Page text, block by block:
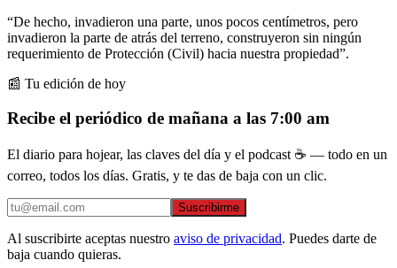
“De hecho, invadieron una parte, unos pocos centímetros, pero
invadieron la parte de atrás del terreno, construyeron sin ningún
requerimiento de Protección (Civil) hacia nuestra propiedad”.
📰 Tu edición de hoy
Recibe el periódico de mañana a las 7:00 am
El diario para hojear, las claves del día y el podcast ☕ — todo en un
correo, todos los días. Gratis, y te das de baja con un clic.
Suscribirme
Al suscribirte aceptas nuestro aviso de privacidad. Puedes darte de
baja cuando quieras.